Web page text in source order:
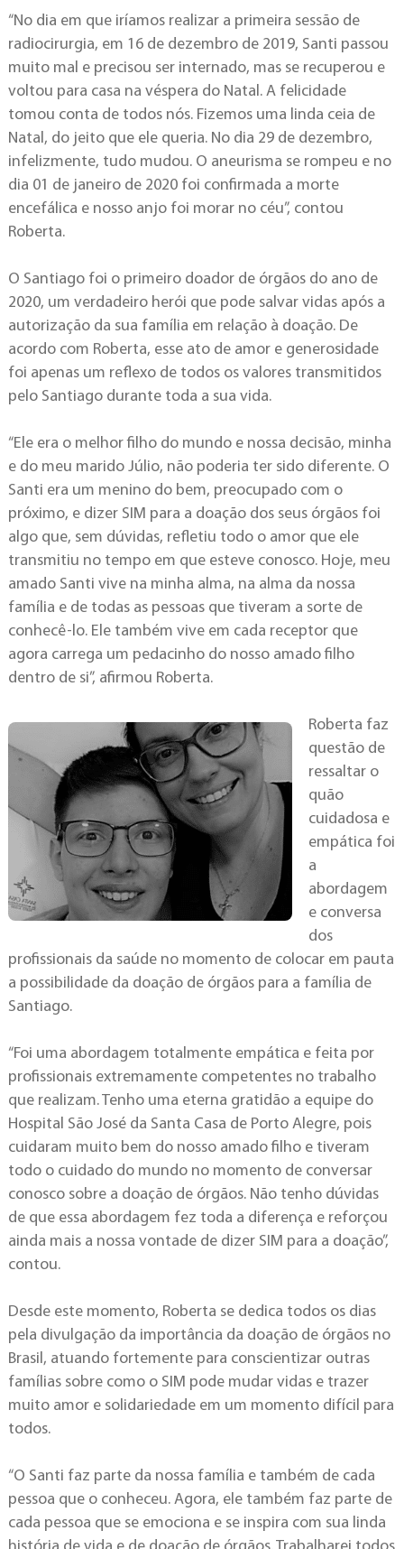
“No dia em que iríamos realizar a primeira sessão de
radiocirurgia, em 16 de dezembro de 2019, Santi passou
muito mal e precisou ser internado, mas se recuperou e
voltou para casa na véspera do Natal. A felicidade
tomou conta de todos nós. Fizemos uma linda ceia de
Natal, do jeito que ele queria. No dia 29 de dezembro,
infelizmente, tudo mudou. O aneurisma se rompeu e no
dia 01 de janeiro de 2020 foi confirmada a morte
encefálica e nosso anjo foi morar no céu”, contou
Roberta.
O Santiago foi o primeiro doador de órgãos do ano de
2020, um verdadeiro herói que pode salvar vidas após a
autorização da sua família em relação à doação. De
acordo com Roberta, esse ato de amor e generosidade
foi apenas um reflexo de todos os valores transmitidos
pelo Santiago durante toda a sua vida.
“Ele era o melhor filho do mundo e nossa decisão, minha
e do meu marido Júlio, não poderia ter sido diferente. O
Santi era um menino do bem, preocupado com o
próximo, e dizer SIM para a doação dos seus órgãos foi
algo que, sem dúvidas, refletiu todo o amor que ele
transmitiu no tempo em que esteve conosco. Hoje, meu
amado Santi vive na minha alma, na alma da nossa
família e de todas as pessoas que tiveram a sorte de
conhecê-lo. Ele também vive em cada receptor que
agora carrega um pedacinho do nosso amado filho
dentro de si”, afirmou Roberta.
Roberta faz
questão de
ressaltar o
quão
cuidadosa e
empática foi
a
abordagem
e conversa
dos
profissionais da saúde no momento de colocar em pauta
a possibilidade da doação de órgãos para a família de
Santiago.
“Foi uma abordagem totalmente empática e feita por
profissionais extremamente competentes no trabalho
que realizam. Tenho uma eterna gratidão a equipe do
Hospital São José da Santa Casa de Porto Alegre, pois
cuidaram muito bem do nosso amado filho e tiveram
todo o cuidado do mundo no momento de conversar
conosco sobre a doação de órgãos. Não tenho dúvidas
de que essa abordagem fez toda a diferença e reforçou
ainda mais a nossa vontade de dizer SIM para a doação”,
contou.
Desde este momento, Roberta se dedica todos os dias
pela divulgação da importância da doação de órgãos no
Brasil, atuando fortemente para conscientizar outras
famílias sobre como o SIM pode mudar vidas e trazer
muito amor e solidariedade em um momento difícil para
todos.
“O Santi faz parte da nossa família e também de cada
pessoa que o conheceu. Agora, ele também faz parte de
cada pessoa que se emociona e se inspira com sua linda